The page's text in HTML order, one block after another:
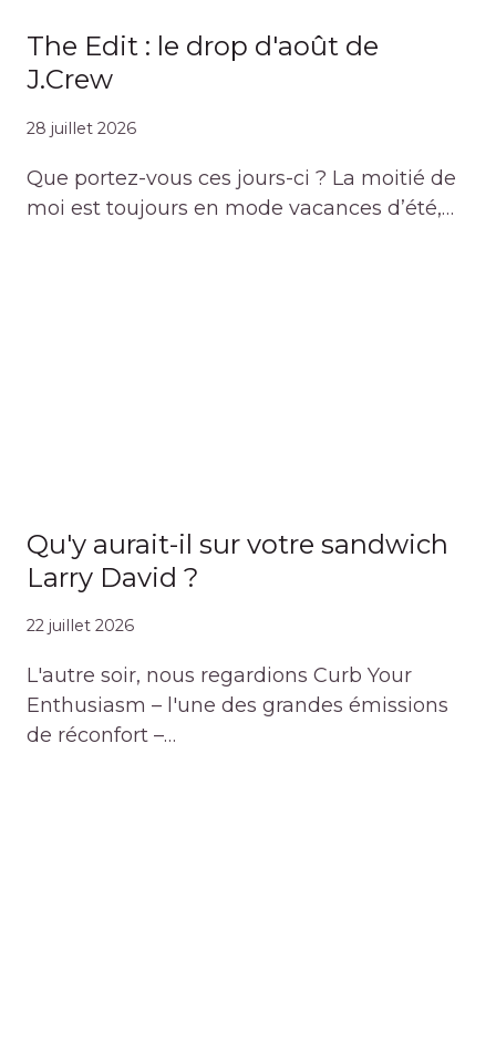
The Edit : le drop d'août de
J.Crew
28 juillet 2026
Que portez-vous ces jours-ci ? La moitié de
moi est toujours en mode vacances d’été,…
Qu'y aurait-il sur votre sandwich
Larry David ?
22 juillet 2026
L'autre soir, nous regardions Curb Your
Enthusiasm – l'une des grandes émissions
de réconfort –…